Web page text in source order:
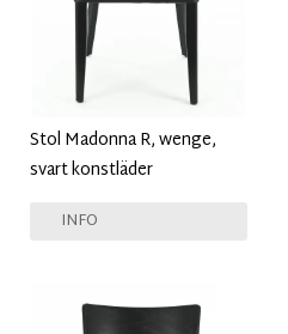
Stol Madonna R, wenge,
svart konstläder
INFO